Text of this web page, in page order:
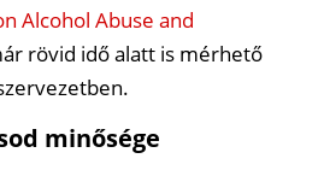
Alcohol Abuse and
rövid idő alatt is mérhető
minősége